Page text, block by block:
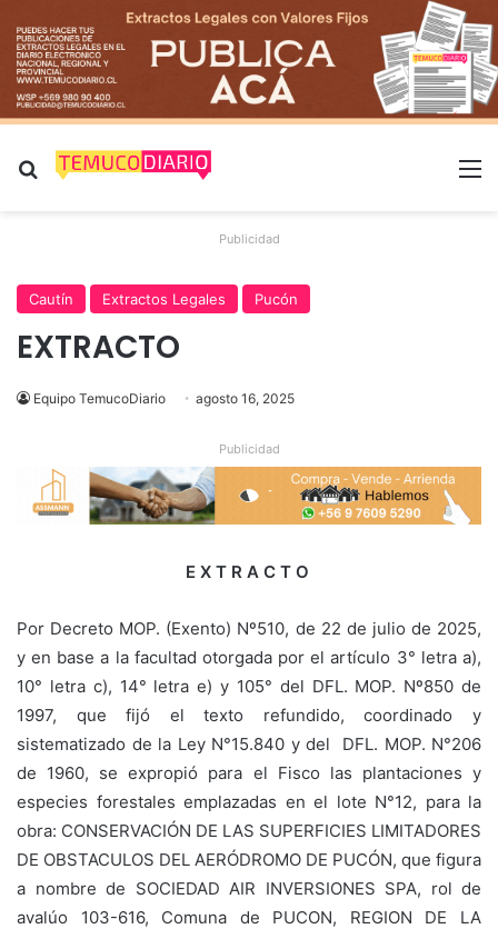
Buscar por
Publicidad
Cautín Extractos Legales Pucón
EXTRACTO
Equipo TemucoDiario agosto 16, 2025
Publicidad
E X T R A C T O
Por Decreto MOP. (Exento) Nº510, de 22 de julio de 2025,
y en base a la facultad otorgada por el artículo 3° letra a),
10° letra c), 14° letra e) y 105° del DFL. MOP. Nº850 de
1997, que fijó el texto refundido, coordinado y
sistematizado de la Ley N°15.840 y del DFL. MOP. N°206
de 1960, se expropió para el Fisco las plantaciones y
especies forestales emplazadas en el lote N°12, para la
obra: CONSERVACIÓN DE LAS SUPERFICIES LIMITADORES
DE OBSTACULOS DEL AERÓDROMO DE PUCÓN, que figura
a nombre de SOCIEDAD AIR INVERSIONES SPA, rol de
avalúo 103-616, Comuna de PUCON, REGION DE LA